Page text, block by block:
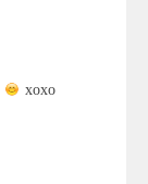
xoxo